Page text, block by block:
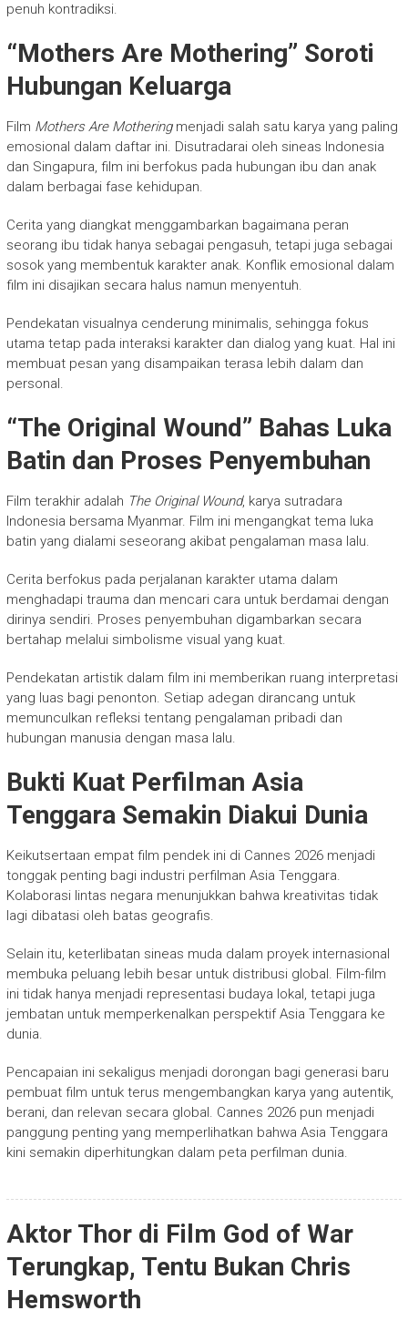
penuh kontradiksi.
“Mothers Are Mothering” Soroti
Hubungan Keluarga
Film Mothers Are Motheringmenjadi salah satu karya yang paling
emosional dalam daftar ini. Disutradarai oleh sineas Indonesia
dan Singapura, film ini berfokus pada hubungan ibu dan anak
dalam berbagai fase kehidupan.
Cerita yang diangkat menggambarkan bagaimana peran
seorang ibu tidak hanya sebagai pengasuh, tetapi juga sebagai
sosok yang membentuk karakter anak. Konflik emosional dalam
film ini disajikan secara halus namun menyentuh.
Pendekatan visualnya cenderung minimalis, sehingga fokus
utama tetap pada interaksi karakter dan dialog yang kuat. Hal ini
membuat pesan yang disampaikan terasa lebih dalam dan
personal.
“The Original Wound” Bahas Luka
Batin dan Proses Penyembuhan
Film terakhir adalah The Original Wound, karya sutradara
Indonesia bersama Myanmar. Film ini mengangkat tema luka
batin yang dialami seseorang akibat pengalaman masa lalu.
Cerita berfokus pada perjalanan karakter utama dalam
menghadapi trauma dan mencari cara untuk berdamai dengan
dirinya sendiri. Proses penyembuhan digambarkan secara
bertahap melalui simbolisme visual yang kuat.
Pendekatan artistik dalam film ini memberikan ruang interpretasi
yang luas bagi penonton. Setiap adegan dirancang untuk
memunculkan refleksi tentang pengalaman pribadi dan
hubungan manusia dengan masa lalu.
Bukti Kuat Perfilman Asia
Tenggara Semakin Diakui Dunia
Keikutsertaan empat film pendek ini di Cannes 2026 menjadi
tonggak penting bagi industri perfilman Asia Tenggara.
Kolaborasi lintas negara menunjukkan bahwa kreativitas tidak
lagi dibatasi oleh batas geografis.
Selain itu, keterlibatan sineas muda dalam proyek internasional
membuka peluang lebih besar untuk distribusi global. Film-film
ini tidak hanya menjadi representasi budaya lokal, tetapi juga
jembatan untuk memperkenalkan perspektif Asia Tenggara ke
dunia.
Pencapaian ini sekaligus menjadi dorongan bagi generasi baru
pembuat film untuk terus mengembangkan karya yang autentik,
berani, dan relevan secara global. Cannes 2026 pun menjadi
panggung penting yang memperlihatkan bahwa Asia Tenggara
kini semakin diperhitungkan dalam peta perfilman dunia.
Aktor Thor di Film God of War
Terungkap, Tentu Bukan Chris
Hemsworth